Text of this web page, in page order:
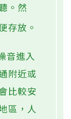
。然
存放。
音進入
附近或
比較安
區，人